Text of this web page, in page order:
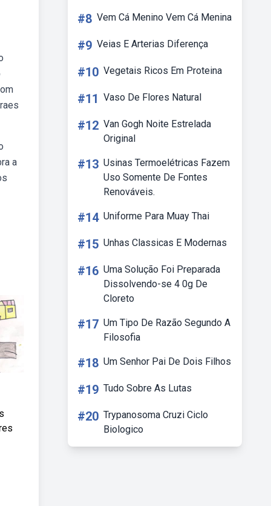
a
#8 Vem Cá Menino Vem Cá Menina
#9 Veias E Arterias Diferença
#10 Vegetais Ricos Em Proteina
#11 Vaso De Flores Natural
#12 Van Gogh Noite Estrelada
Original
#13 Usinas Termoelétricas Fazem
Uso Somente De Fontes
Renováveis.
#14 Uniforme Para Muay Thai
#15 Unhas Classicas E Modernas
#16 Uma Solução Foi Preparada
Dissolvendo-se 4 0g De
Cloreto
#17 Um Tipo De Razão Segundo A
Filosofia
#18 Um Senhor Pai De Dois Filhos
#19 Tudo Sobre As Lutas
#20 Trypanosoma Cruzi Ciclo
Biologico